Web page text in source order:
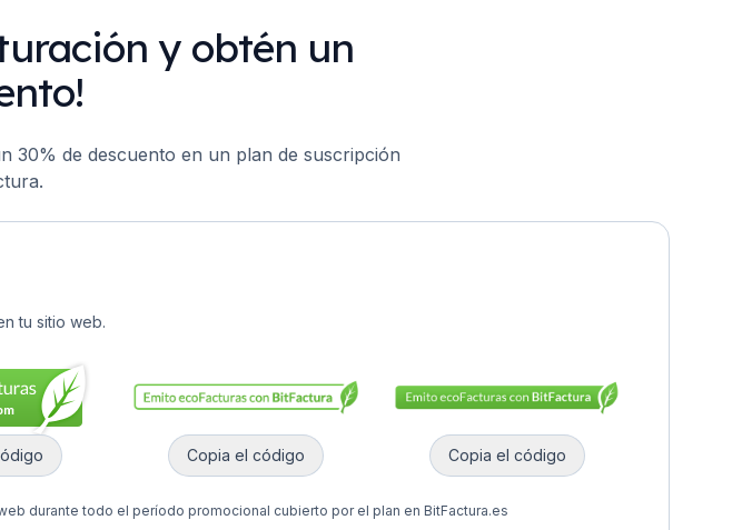
y obtén un
30% de descuento en un plan de suscripción
tu sitio web.
Copia el código Copia el código
durante todo el período promocional cubierto por el plan en BitFactura.es